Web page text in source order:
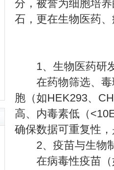
分，被誉为细胞培养
石，更在生物医药
1、生物医药研
在药物筛选、毒
胞（如HEK293、
高、内毒素低（
确保数据可重复性
2、疫苗与生物
在病毒性疫苗（